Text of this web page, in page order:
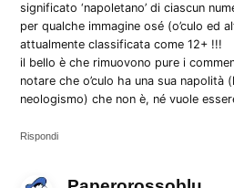
significato ‘napoletano’ di ciascun
per qualche immagine osé (o’culo ed
attualmente classificata come 12+ !!!
il bello è che rimuovono pure i
notare che o’culo ha una sua napolità
neologismo) che non è, né vuole
Rispondi